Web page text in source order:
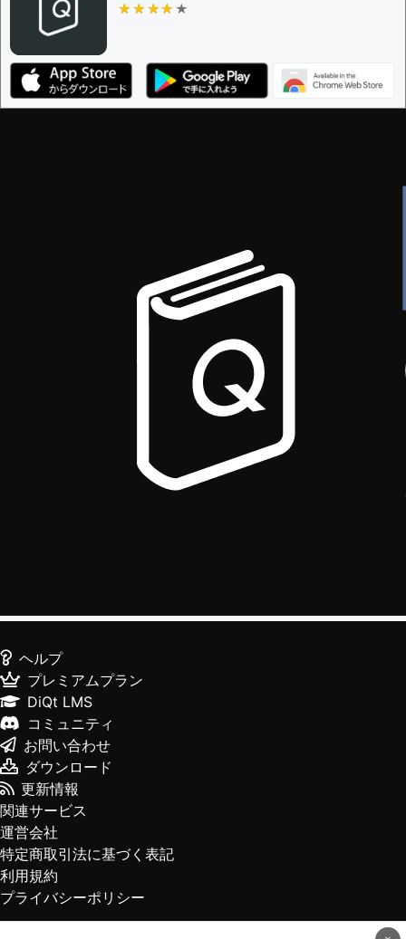
★★★★★
★★★★★
ヘルプ
プレミアムプラン
DiQt LMS
コミュニティ
お問い合わせ
ダウンロード
更新情報
関連サービス
運営会社
特定商取引法に基づく表記
利用規約
プライバシーポリシー